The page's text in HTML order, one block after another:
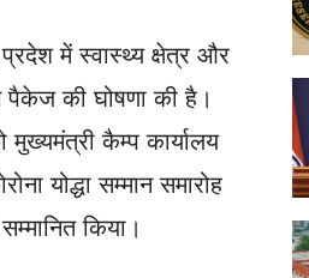
में स्वास्थ्य क्षेत्र और
पैकेज की घोषणा की है।
कैम्प कार्यालय
योद्धा सम्मान समारोह
किया।